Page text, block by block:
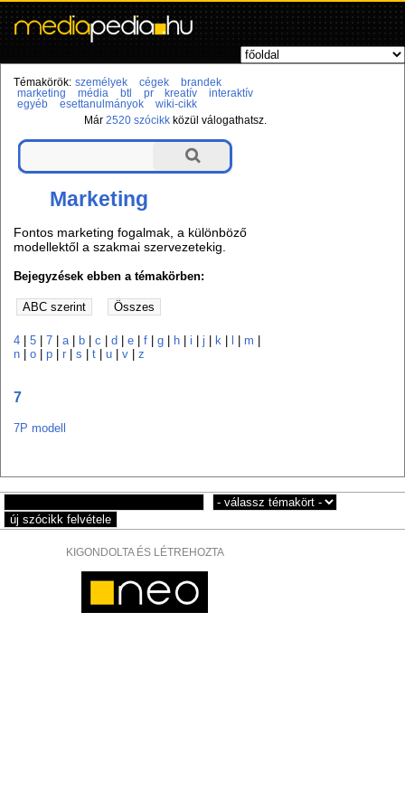
Témakörök: személyek cégek
brandek
marketing
média btl pr kreatív
interaktív
egyéb
esettanulmányok
wiki-cikk
Már2520 szócikk közül válogathatsz.
Marketing
Fontos marketing fogalmak, a különböző
modellektől a szakmai szervezetekig.
Bejegyzések ebben a témakörben:
4 |5 |7 |a| b |c |d |e |f |g h |i |j k |m
n |o |p |r |s |t |u |v |z
7
7P modell
KIGONDOLTA ÉS LÉTREHOZTA